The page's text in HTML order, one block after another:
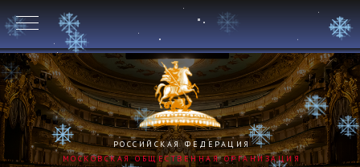
РОССИЙСКАЯ ФЕДЕРАЦИЯ
МОСКОВСКАЯ ОБЩЕСТВЕННАЯ ОРГАНИЗАЦИЯ